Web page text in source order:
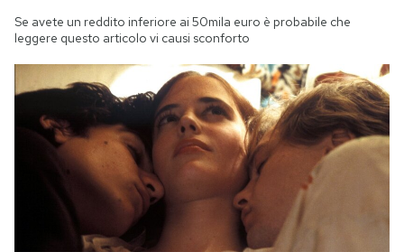
Se avete un reddito inferiore ai 50mila euro è probabile che
leggere questo articolo vi causi sconforto